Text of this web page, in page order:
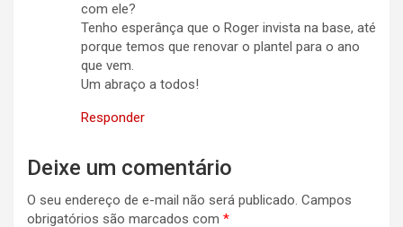
com ele?
Tenho esperânça que o Roger invista na base, até
porque temos que renovar o plantel para o ano
que vem.
Um abraço a todos!
Responder
Deixe um comentário
O seu endereço de e-mail não será publicado. Campos
obrigatórios são marcados com *